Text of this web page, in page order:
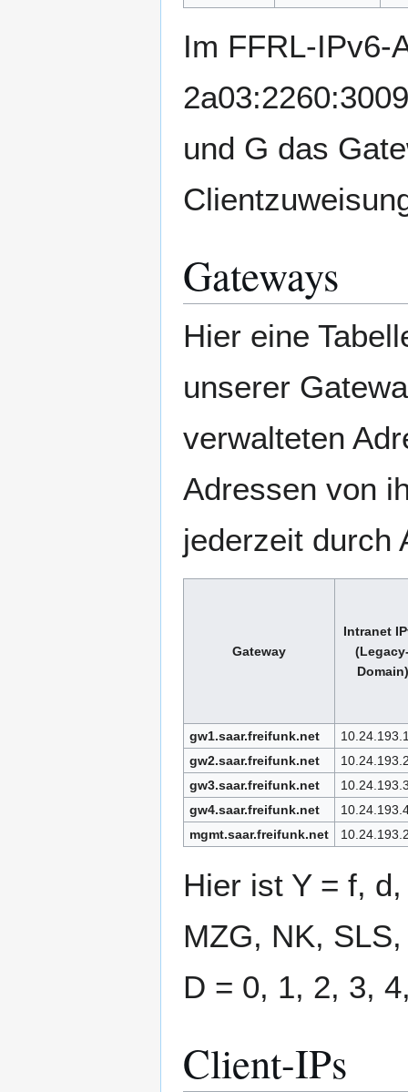
Im FFRL-IPv6-
und G das
Gateways
Hier eine
unserer
verwalteten
Adressen von
jederzeit durch
Gateway
Intranet
Domain)
gw1.saar.freifunk.net
gw2.saar.freifunk.net
gw3.saar.freifunk.net
gw4.saar.freifunk.net
mgmt.saar.freifunk.net
Hier ist Y = f,
MZG, NK,
D = 0, 1, 2, 3,
Client-IPs